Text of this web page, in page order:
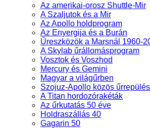
Az amerikai-orosz Shuttle-Mir
A Szaljutok és a Mir
Az Apollo holdprogram
Az Enyergija és a Burán
Űreszközök a Marsnál 1960-
A Skylab űrállomásprogram
Vosztok és Voszhod
Mercury és Gemini
Magyar a világűrben
Szojuz-Apollo közös űrrepülés
A Titan hordozórakéták
Az űrkutatás 50 éve
Holdraszállás 40
Gagarin 50